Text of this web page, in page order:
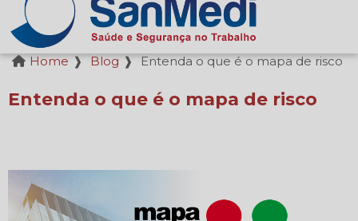
Home ❱ Blog ❱ Entenda o que é o mapa de risco
Entenda o que é o mapa de risco